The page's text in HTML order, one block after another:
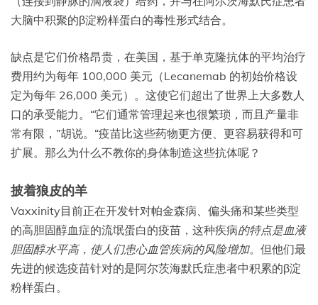
大脑中积聚的β淀粉样蛋白的毒性形式结合。
缺点是它们价格昂贵，在美国，基于单克隆抗体的平均治疗
费用约为每年 100,000 美元（Lecanemab 的初始价格设
定为每年 26,000 美元）。这使它们超出了世界上大多数人
口的承受能力。“它们通常管理起来也很繁琐，而且产量非
常有限，”胡说。“疫苗比这些药物更方便、更容易获得和可
扩展。那么为什么不教你的身体制造这些抗体呢？
披着狼皮的羊
Vaxxinity目前正在开发针对帕金森病、偏头痛和某些类型
的高胆固醇血症的流氓蛋白的疫苗，这种疾病的特点是血液
胆固醇水平高，使人们患心血管疾病的风险增加。但他们最
先进的候选疫苗针对的是阿尔茨海默氏症患者中积累的β淀
粉样蛋白。